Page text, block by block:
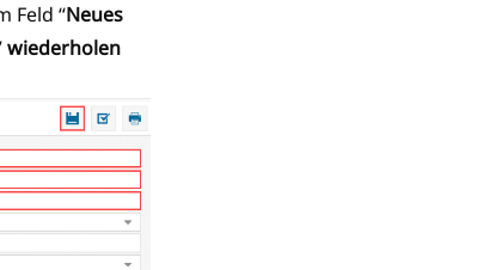
Feld “Neues
wiederholen